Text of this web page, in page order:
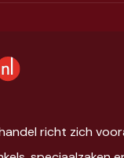
richt zich